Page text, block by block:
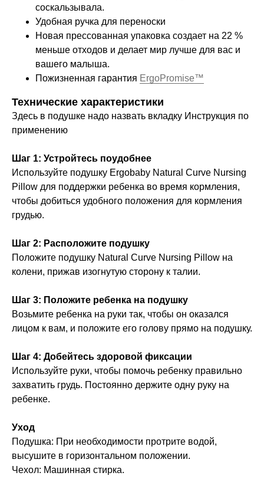
соскальзывала.
Удобная ручка для переноски
Новая прессованная упаковка создает на 22 %
меньше отходов и делает мир лучше для вас и
вашего малыша.
Пожизненная гарантия ErgoPromise™
Технические характеристики
Здесь в подушке надо назвать вкладку Инструкция по
применению
Шаг 1: Устройтесь поудобнее
Используйте подушку Ergobaby Natural Curve Nursing
Pillow для поддержки ребенка во время кормления,
чтобы добиться удобного положения для кормления
грудью.
Шаг 2: Расположите подушку
Положите подушку Natural Curve Nursing Pillow на
колени, прижав изогнутую сторону к талии.
Шаг 3: Положите ребенка на подушку
Возьмите ребенка на руки так, чтобы он оказался
лицом к вам, и положите его голову прямо на подушку.
Шаг 4: Добейтесь здоровой фиксации
Используйте руки, чтобы помочь ребенку правильно
захватить грудь. Постоянно держите одну руку на
ребенке.
Уход
Подушка: При необходимости протрите водой,
высушите в горизонтальном положении.
Чехол: Машинная стирка.
узнавайте первыми о наших
новинках
Компания
О нас
Договор-оферта
Политика конфиденциальности
Блог
Контакты